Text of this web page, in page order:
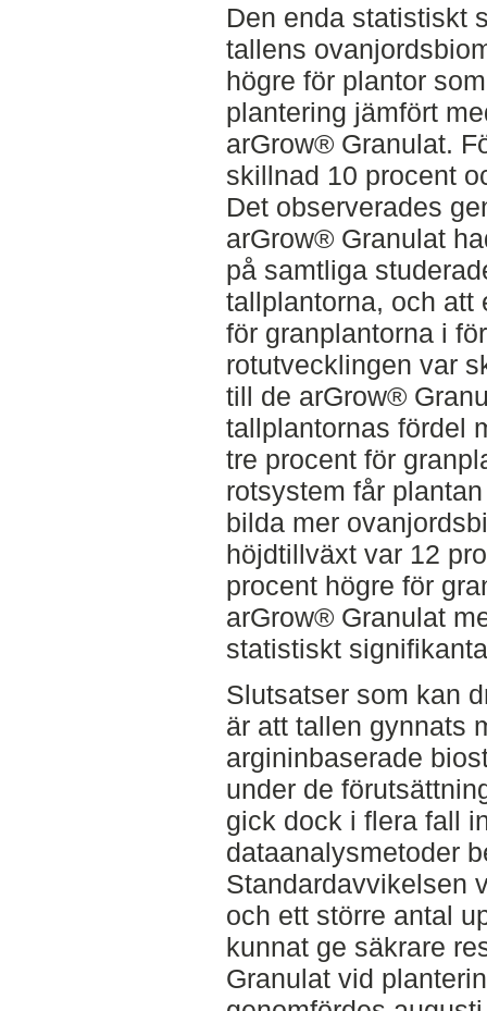
Den enda statistiskt
tallens
högre för plantor
plantering jämfört
arGrow® Granulat.
skillnad 10 procent
Det observerades
arGrow® Granulat
på samtliga
tallplantorna, och att
för granplantorna i
rotutvecklingen var
till de arGrow®
tallplantornas fördel
tre procent för
rotsystem får
bilda mer
höjdtillväxt var 12
procent högre för
arGrow® Granulat
statistiskt
Slutsatser som kan
är att tallen gynnats
argininbaserade
under de
gick dock i flera fall
dataanalysmetoder
Standardavvikelsen
och ett större antal
kunnat ge säkrare
Granulat vid